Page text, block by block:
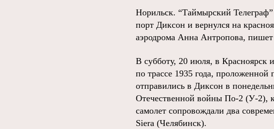
Норильск. “Таймырский
порт Диксон и вернулся на
аэродрома Анна Антропова,
В субботу, 20 июля, в Красноярск
по трассе 1935 года,
отправились в Диксон в
Отечественной войны По-2 (У-2),
самолет сопровождали два
Siera (Челябинск).